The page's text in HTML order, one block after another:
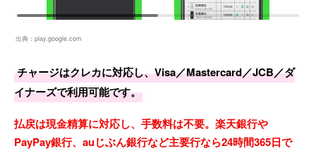
出典： play.google.com
チャージはクレカに対応し、Visa／Mastercard／JCB／ダ
イナーズで利用可能です。
払戻は現金精算に対応し、手数料は不要。楽天銀行や
PayPay銀行、auじぶん銀行など主要行なら24時間365日で